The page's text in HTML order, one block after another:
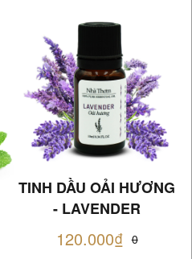
TINH DẦU OẢI HƯƠNG
- LAVENDER
120.000₫ 0